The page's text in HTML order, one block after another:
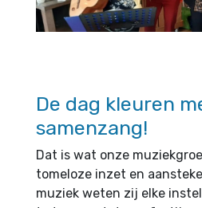
De dag kleuren
samenzang!
Dat is wat onze
tomeloze inzet en
muziek weten zij elke